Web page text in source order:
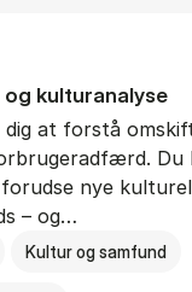
og kul­tu­r­a­na­ly­se
at forstå
nye
– og…
Kultur og samfund